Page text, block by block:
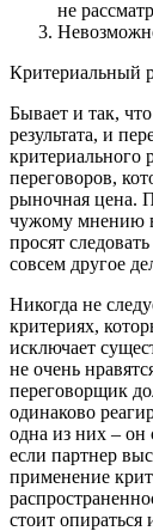
не
Критериальный
Бывает и так,
результата, и
критериального
переговоров,
рыночная цена.
чужому мнению
просят
совсем другое
Никогда не
критериях,
исключает
не очень
переговорщик
одинаково
одна из них – он
если партнер
применение
стоит